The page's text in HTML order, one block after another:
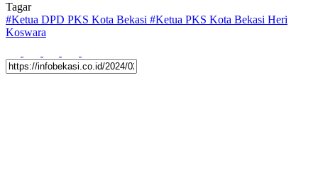
Tagar
#Ketua DPD PKS Kota Bekasi #Ketua PKS Kota Bekasi Heri
Koswara